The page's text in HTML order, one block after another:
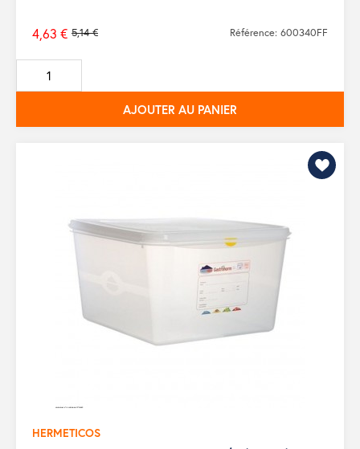
Prix
de
base
5,14 €
4,63 € Référence: 600340FF
AJOUTER AU PANIER
HERMETICOS